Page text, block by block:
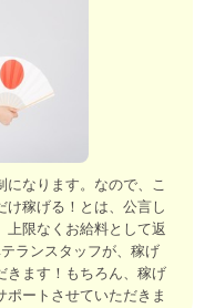
になります。なので、こ
け稼げる！とは、公言し
上限なくお給料として返
ランスタッフが、稼げ
きます！もちろん、稼げ
ポートさせていただきま